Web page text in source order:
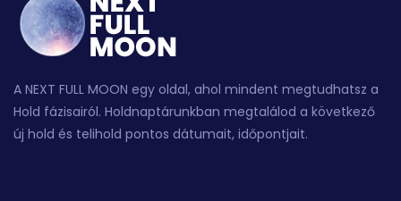
A NEXT FULL MOON egy oldal, ahol mindent megtudhatsz a
Hold fázisairól. Holdnaptárunkban megtalálod a következő
új hold és telihold pontos dátumait, időpontjait.